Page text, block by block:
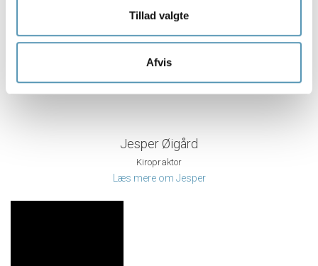
Tillad valgte
Afvis
Jesper Øigård
Kiropraktor
Læs mere om Jesper